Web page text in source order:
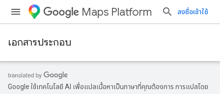
Maps Platform ลงชื่อเข้าใช้
เอกสารประกอบ
Google ใช้เทคโนโลยี AI เพื่อแปลเนื้อหาเป็นภาษาที่คุณต้องการ การแปลโดย